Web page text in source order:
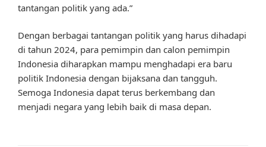
tantangan politik yang ada.”
Dengan berbagai tantangan politik yang harus dihadapi
di tahun 2024, para pemimpin dan calon pemimpin
Indonesia diharapkan mampu menghadapi era baru
politik Indonesia dengan bijaksana dan tangguh.
Semoga Indonesia dapat terus berkembang dan
menjadi negara yang lebih baik di masa depan.